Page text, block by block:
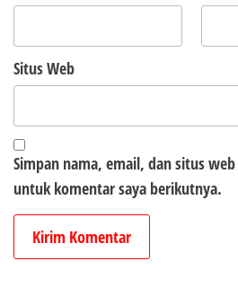
Situs Web
Simpan nama, email, dan situs
untuk komentar saya berikutnya.